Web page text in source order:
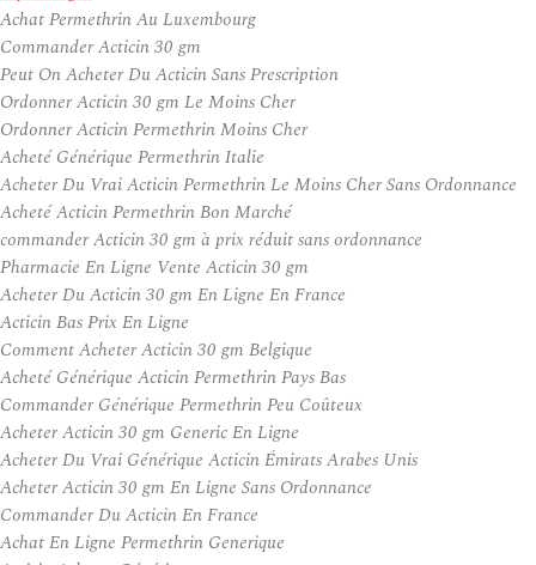
Achat Permethrin Au Luxembourg
Commander Acticin 30 gm
Peut On Acheter Du Acticin Sans Prescription
Ordonner Acticin 30 gm Le Moins Cher
Ordonner Acticin Permethrin Moins Cher
Acheté Générique Permethrin Italie
Acheter Du Vrai Acticin Permethrin Le Moins Cher Sans Ordonnance
Acheté Acticin Permethrin Bon Marché
commander Acticin 30 gm à prix réduit sans ordonnance
Pharmacie En Ligne Vente Acticin 30 gm
Acheter Du Acticin 30 gm En Ligne En France
Acticin Bas Prix En Ligne
Comment Acheter Acticin 30 gm Belgique
Acheté Générique Acticin Permethrin Pays Bas
Commander Générique Permethrin Peu Coûteux
Acheter Acticin 30 gm Generic En Ligne
Acheter Du Vrai Générique Acticin Émirats Arabes Unis
Acheter Acticin 30 gm En Ligne Sans Ordonnance
Commander Du Acticin En France
Achat En Ligne Permethrin Generique